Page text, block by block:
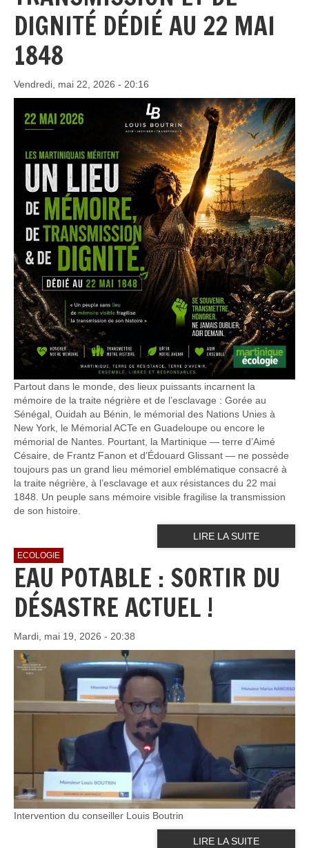
DIGNITÉ DÉDIÉ AU 22 MAI
1848
Vendredi, mai 22, 2026 - 20:16
Partout dans le monde, des lieux puissants incarnent la
mémoire de la traite négrière et de l’esclavage : Gorée au
Sénégal, Ouidah au Bénin, le mémorial des Nations Unies à
New York, le Mémorial ACTe en Guadeloupe ou encore le
mémorial de Nantes. Pourtant, la Martinique — terre d’Aimé
Césaire, de Frantz Fanon et d’Édouard Glissant — ne possède
toujours pas un grand lieu mémoriel emblématique consacré à
la traite négrière, à l’esclavage et aux résistances du 22 mai
1848. Un peuple sans mémoire visible fragilise la transmission
de son histoire.
LIRE LA SUITE
ECOLOGIE
EAU POTABLE : SORTIR DU
DÉSASTRE ACTUEL !
Mardi, mai 19, 2026 - 20:38
Intervention du conseiller Louis Boutrin
LIRE LA SUITE